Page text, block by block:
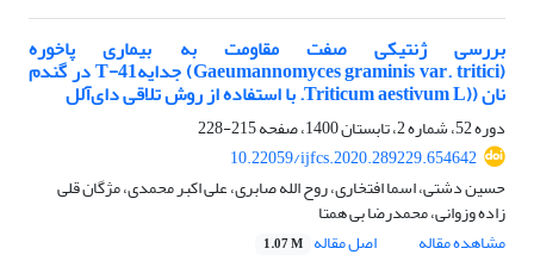
بررسی ژنتیکی صفت مقاومت به بیماری پاخوره
(Gaeumannomyces graminis var. tritici) جدایهT-41 در گندم
نان ((Triticum aestivum L. با استفاده از روش تلاقی دای‌آلل
دوره 52، شماره 2، تابستان 1400، صفحه
215-228
10.22059/ijfcs.2020.289229.654642
حسین دشتی، اسما افتخاری، روح الله صابری، علی اکبر محمدی، مژگان قلی
زاده وزوانی، محمدرضا بی همتا
مشاهده مقاله
اصل مقاله 1.07 M